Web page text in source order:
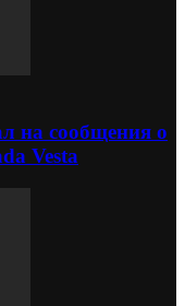
на сообщения о
Vesta